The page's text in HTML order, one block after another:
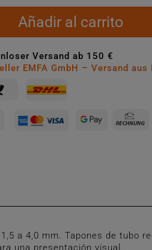
Añadir al carrito
Versand ab 150 €
EMFA GmbH – Versand aus
a 4,0 mm. Tapones de tubo
una presentación visual.